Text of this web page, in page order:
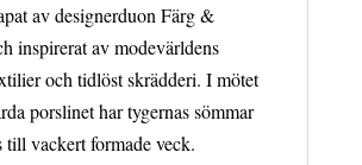
av designerduon Färg &
inspirerat av modevärldens
och tidlöst skrädderi. I mötet
porslinet har tygernas sömmar
till vackert formade veck.